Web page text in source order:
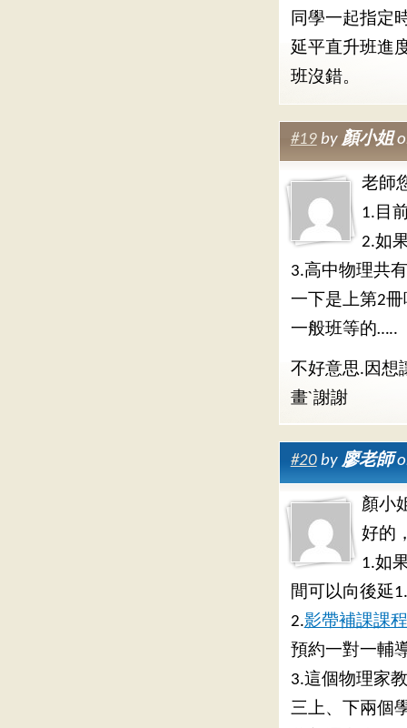
同學一起指定
延平直升班進
班沒錯。
#19by 顏小姐
老師
1.目
2.如
3.高中物理共
一下是上第2
一般班等的…..
不好意思.因想
畫ˋ謝謝
#20by 廖老師
顏小
好的
1.如
間可以向後延
2.影帶補課課程
預約一對一輔
3.這個物理家
三上、下兩個